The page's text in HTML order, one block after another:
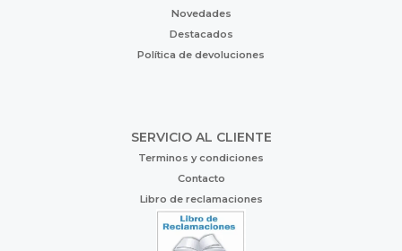
Novedades
Destacados
Política de devoluciones
SERVICIO AL CLIENTE
Terminos y condiciones
Contacto
Libro de reclamaciones